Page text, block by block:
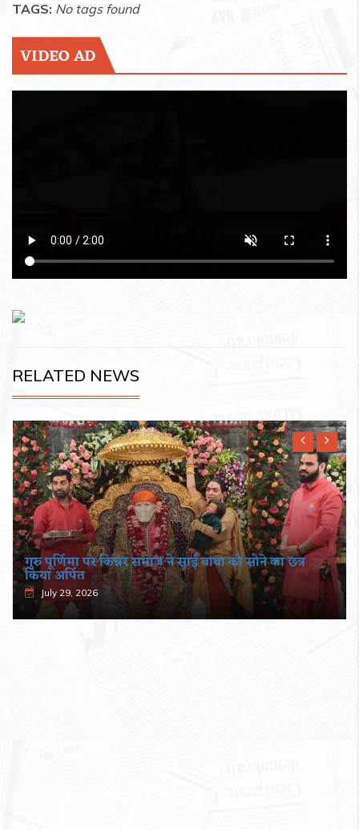
TAGS: No tags found
VIDEO AD
RELATED NEWS
गुरु पूर्णिमा पर किन्नर समाज ने साईं बाबा को सोने का छत्र
किया अर्पित
July 29, 2026